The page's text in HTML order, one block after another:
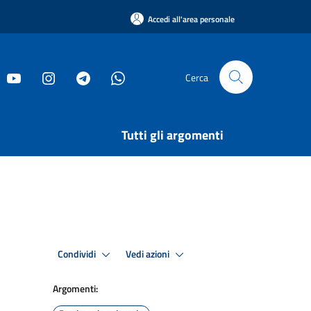
Accedi all'area personale
Cerca
Tutti gli argomenti
Condividi Vedi azioni
Argomenti: